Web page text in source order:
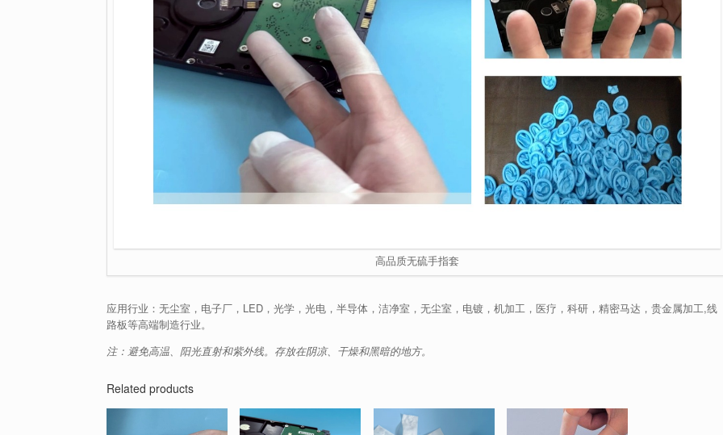
高品质无硫手指套
应用行业：无尘室，电子厂，LED，光学，光电，半导体，洁净室，无尘室，电镀，机加工，医疗，科研，精密马达，贵金属加工,线
路板等高端制造行业。
注：避免高温、阳光直射和紫外线。存放在阴凉、干燥和黑暗的地方。
Related products